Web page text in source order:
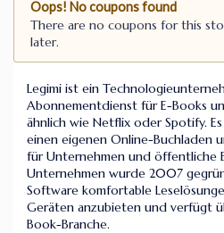
Oops! No coupons found
There are no coupons for this
later.
Legimi ist ein
Abonnementdienst für E-Books
ähnlich wie Netflix oder Spotify.
einen eigenen Online-Buchladen
für Unternehmen und öffentliche
Unternehmen wurde 2007
Software komfortable
Geräten anzubieten und verfügt
Book-Branche.